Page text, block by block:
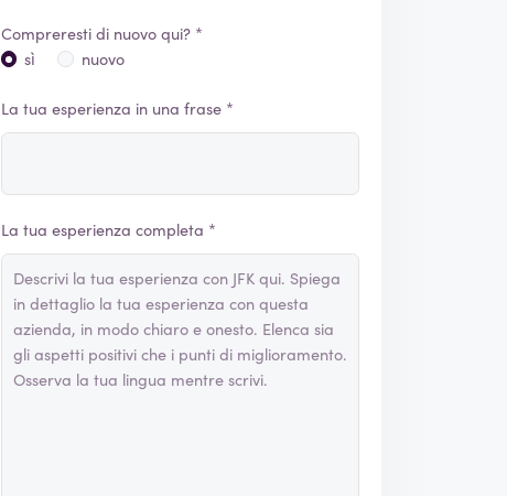
Compreresti di nuovo qui? *
sì
nuovo
La tua esperienza in una frase *
La tua esperienza completa *